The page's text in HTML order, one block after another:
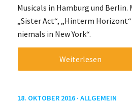
Musicals in Hamburg und Berlin.
„Sister Act“, „Hinterm
niemals in New York“.
Weiterlesen
18. OKTOBER 2016 · ALLGEMEIN